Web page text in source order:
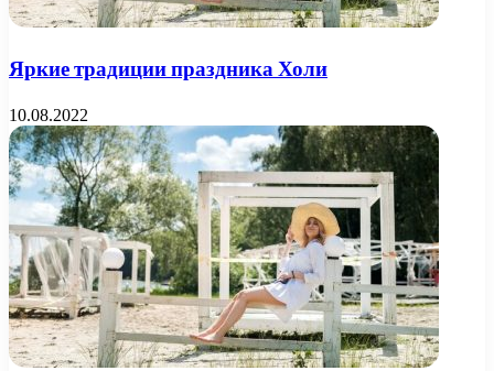
Яркие традиции праздника Холи
10.08.2022